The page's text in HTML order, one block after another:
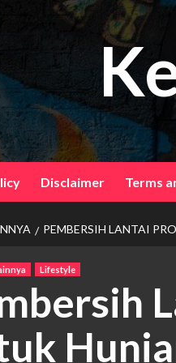
Disclaimer Terms
PEMBERSIH LANTAI
Lifestyle